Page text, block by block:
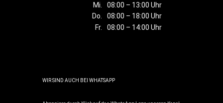
Mi.
08:00 – 13:00 Uhr
Do.
08:00 – 18:00 Uhr
Fr.
08:00 – 14:00 Uhr
WIR SIND AUCH BEI WHATSAPP